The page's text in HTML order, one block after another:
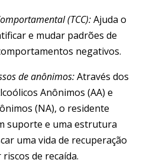
(TCC): Ajuda o
e mudar padrões de
negativos.
de anônimos:Através dos
Anônimos (AA) e
(NA), o residente
suporte e uma estrutura
uma vida de recuperação
de recaída.